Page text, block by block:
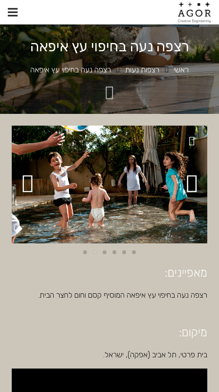
רצפה נעה בחיפוי עץ איפאה
ראשי רצפות נעות רצפה נעה בחיפוי עץ איפאה
מאפיינים:
רצפה נעה בחיפוי עץ איפאה המוסיף קסם וחום לחצר הבית.
מיקום:
בית פרטי, תל אביב (אפקה), ישראל.